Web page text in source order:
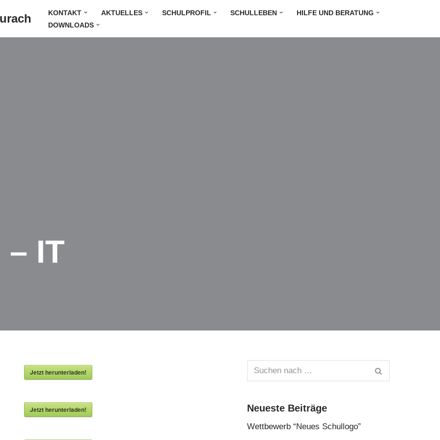
KONTAKT AKTUELLES SCHULPROFIL SCHULLEBEN
HILFE UND BERATUNG
DOWNLOADS
IT
Jetzt herunterladen!
Jetzt herunterladen! Neueste Beiträge
Wettbewerb “Neues Schullogo”